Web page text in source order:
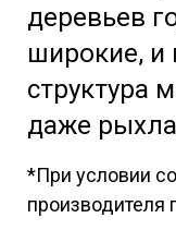
деревьев
широкие, и
структура
даже
*При условии
производителя